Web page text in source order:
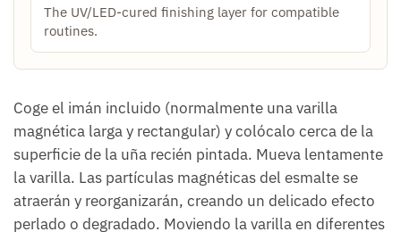
The UV/LED-cured finishing layer for compatible
routines.
Coge el imán incluido (normalmente una varilla
magnética larga y rectangular) y colócalo cerca de la
superficie de la uña recién pintada. Mueva lentamente
la varilla. Las partículas magnéticas del esmalte se
atraerán y reorganizarán, creando un delicado efecto
perlado o degradado. Moviendo la varilla en diferentes